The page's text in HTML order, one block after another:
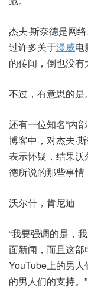
杰夫·斯奈德是网
过许多关于漫威电
的传闻，倒也没有
不过，有意思的是。
还有一位知名“内
博客中，对杰夫·
表示怀疑，结果沃
德所说的那些事情
沃尔什，肯尼迪
“我要强调的是，
面新闻，而且这
YouTube上的男
的男人们的支持。”